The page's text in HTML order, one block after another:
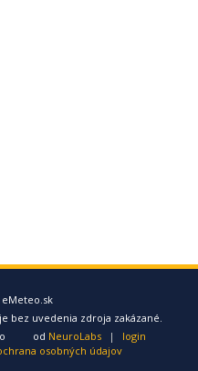
eMeteo.sk
bez uvedenia zdroja zakázané.
od NeuroLabs |
login
osobných údajov